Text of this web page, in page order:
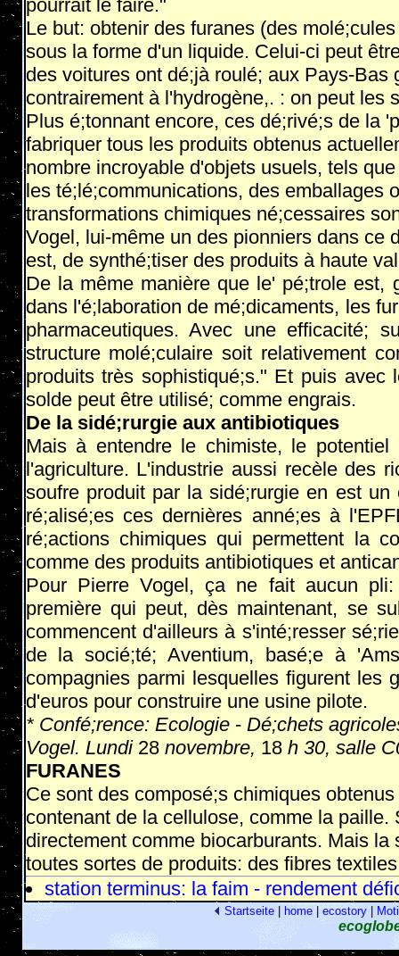
pourrait le faire."
Le but: obtenir des furanes (des
sous la forme d'un liquide. Celui-ci peut
des voitures ont dé;jà roulé; aux Pays-
contrairement à l'hydrogène,. : on peut les
Plus é;tonnant encore, ces dé;rivé;s de la
fabriquer tous les produits obtenus
nombre incroyable d'objets usuels, tels
les té;lé;communications, des emballages
transformations chimiques né;cessaires
Vogel, lui-même un des pionniers dans ce
est, de synthé;tiser des produits à haute
De la même manière que le' pé;trole est,
dans l'é;laboration de mé;dicaments, les
pharmaceutiques. Avec une efficacité;
structure molé;culaire soit relativement
produits très sophistiqué;s." Et puis
solde peut être utilisé; comme engrais.
De la sidé;rurgie aux antibiotiques
Mais à entendre le chimiste, le
l'agriculture. L'industrie aussi recèle des
soufre produit par la sidé;rurgie en est
ré;alisé;es ces dernières anné;es à
ré;actions chimiques qui permettent la
comme des produits antibiotiques et
Pour Pierre Vogel, ça ne fait aucun
première qui peut, dès maintenant, se
commencent d'ailleurs à s'inté;resser
de la socié;té; Aventium, basé;e à
compagnies parmi lesquelles figurent les
d'euros pour construire une usine pilote.
* Confé;rence: Ecologie - Dé;chets
Vogel. Lundi 28 novembre, 18 h 30, salle
FURANES
Ce sont des composé;s chimiques
contenant de la cellulose, comme la
directement comme biocarburants. Mais
toutes sortes de produits: des fibres
station terminus: la faim - rendement
Startseite| home ecostory|